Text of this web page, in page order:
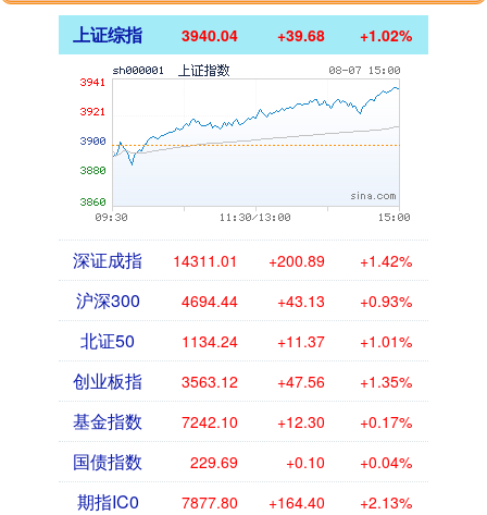
上证综指 3940.04 +39.68 +1.02%
深证成指 14311.01 +200.89 +1.42%
沪深300 4694.44 +43.13 +0.93%
北证50 1134.24 +11.37 +1.01%
创业板指 3563.12 +47.56 +1.35%
基金指数 7242.10 +12.30 +0.17%
国债指数 229.69 +0.10 +0.04%
期指IC0 7877.80 +164.40 +2.13%